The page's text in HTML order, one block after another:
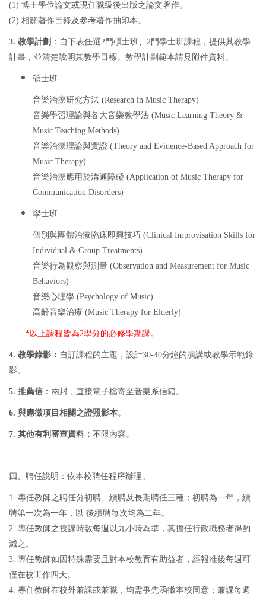
(1) 博士學位論文或現任職級後出版之論文著作。
(2) 相關著作目錄及參考著作抽印本。
3. 教學計劃 ：自下表任選2門碩士班、2門學士班課程，提供其教學
計畫，並清楚說明其教學目標。教學計劃範本請見附件資料。
碩士班
音樂治療研究方法 (Research in Music Therapy)
音樂學習理論與各大音樂教學法 (Music Learning Theory &
Music Teaching Methods)
音樂治療理論與實證 (Theory and Evidence-Based Approach for
Music Therapy)
音樂治療應用於溝通障礙 (Application of Music Therapy for
Communication Disorders)
學士班
個別與團體治療臨床即興技巧 (Clinical Improvisation Skills for
Individual & Group Treatments)
音樂行為觀察與測量 (Observation and Measurement for Music
Behaviors)
音樂心理學 (Psychology of Music)
高齡音樂治療 (Music Therapy for Elderly)
*以上課程皆為2學分的必修學期課。
4. 教學錄影： 自訂課程的主題，設計30-40分鐘的演講或教學示範錄
影。
5. 推薦信 ：兩封，直接電子檔寄至音樂系信箱。
6. 與應徵項目相關之證照影本。
7. 其他有利審查資料： 不限內容。
四、聘任說明：依本校聘任程序辦理。
1. 專任教師之聘任分初聘、續聘及長期聘任三種；初聘為一年，續
聘第一次為一年，以 後續聘每次均為二年。
2. 專任教師之授課時數每週以九小時為準，其擔任行政職務者得酌
減之。
3. 專任教師如因特殊需要且對本校教育有助益者，經報准後每週可
僅在校工作四天。
4. 專任教師在校外兼課或兼職，均需事先函徵本校同意；兼課每週